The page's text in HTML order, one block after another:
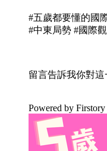
#五歲都要懂的國
#中東局勢 #國際
留言告訴我你對這
Powered by